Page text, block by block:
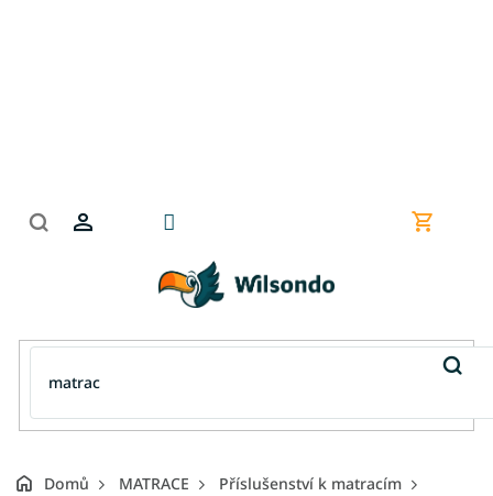
Nákupní
Domů MATRACE
Příslušenství k matracím